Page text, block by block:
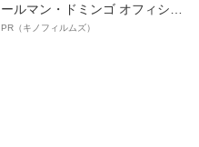
ールマン・ドミンゴ オフィシャ
ルインタビュー“観客を魅了した
PR（キノフィルムズ）